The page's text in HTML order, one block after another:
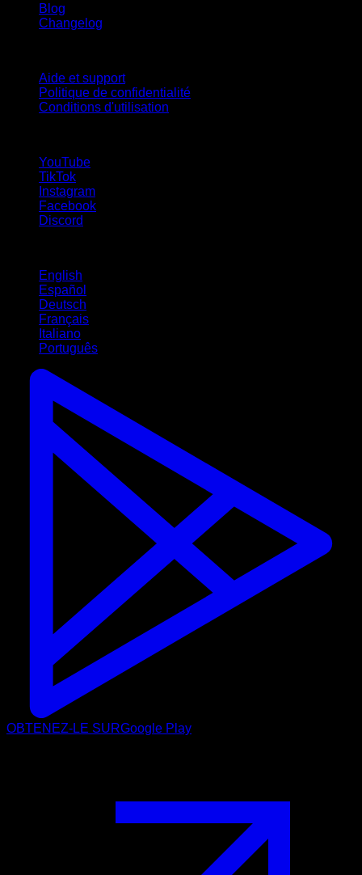
Blog
Changelog
Aide et support
Politique de confidentialité
Conditions d'utilisation
YouTube
TikTok
Instagram
Facebook
Discord
English
Español
Deutsch
Français
Italiano
Português
OBTENEZ-LE SURGoogle Play